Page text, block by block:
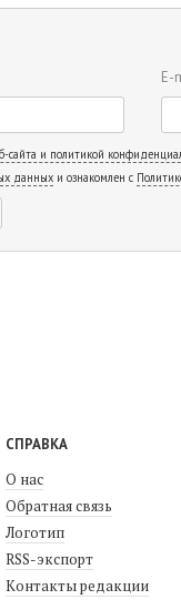
E-
сайта и политикой
данных и ознакомлен с
СПРАВКА
О нас
Обратная связь
Логотип
RSS-экспорт
Контакты редакции